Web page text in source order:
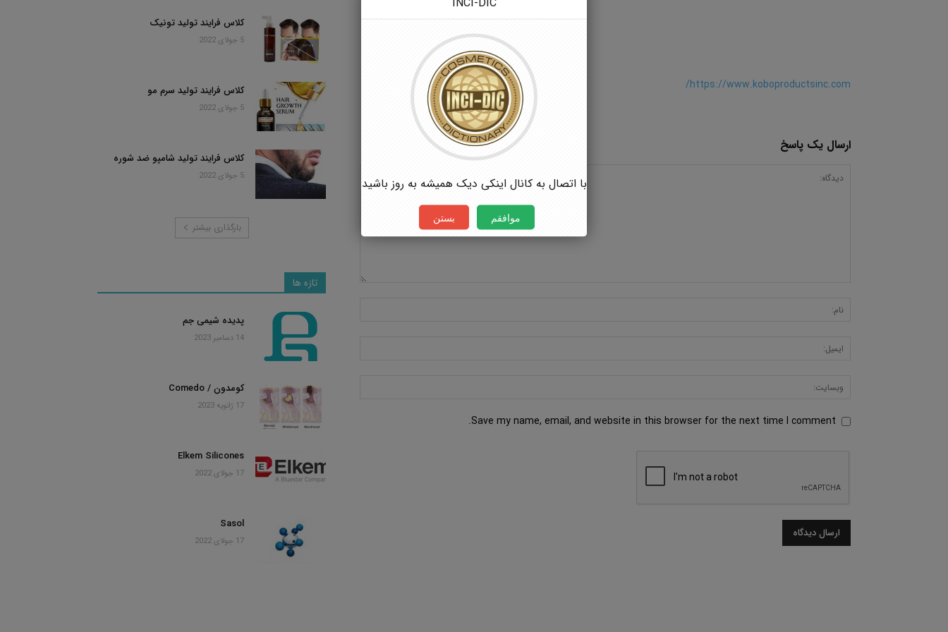
https://www.koboproductsinc.com/
ارسال یک پاسخ
Save my name, email, and website in this browser for the next time I comment.
کلاس فرایند تولید تونیک
5 جولای 2022
کلاس فرایند تولید سرم مو
5 جولای 2022
کلاس فرایند تولید شامپو ضد شوره
5 جولای 2022
بارگذاری بیشتر
تازه ها
پدیده شیمی جم
14 دسامبر 2023
کومدون / Comedo
17 ژانویه 2023
Elkem Silicones
17 جولای 2022
Sasol
17 جولای 2022
با اتصال به کانال اینکی دیک همیشه به روز باشید
موافقم بستن